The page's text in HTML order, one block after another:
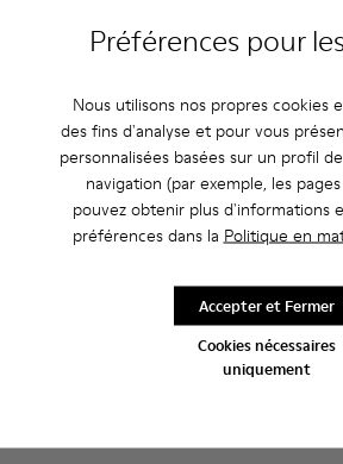
Préférences pour
Nous utilisons nos propres cookies
des fins d'analyse et pour vous
personnalisées basées sur un profil
navigation (par exemple, les
pouvez obtenir plus d'informations
préférences dans la Politique en
Cookies nécessaires
uniquement
Accepter et Fermer
événements.
Belgique/Français